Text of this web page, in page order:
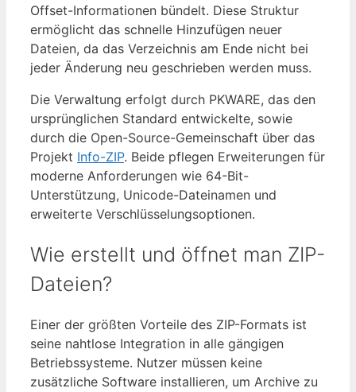
Offset-Informationen bündelt. Diese Struktur
ermöglicht das schnelle Hinzufügen neuer
Dateien, da das Verzeichnis am Ende nicht bei
jeder Änderung neu geschrieben werden muss.
Die Verwaltung erfolgt durch PKWARE, das den
ursprünglichen Standard entwickelte, sowie
durch die Open-Source-Gemeinschaft über das
Projekt Info-ZIP. Beide pflegen Erweiterungen für
moderne Anforderungen wie 64-Bit-
Unterstützung, Unicode-Dateinamen und
erweiterte Verschlüsselungsoptionen.
Wie erstellt und öffnet man ZIP-
Dateien?
Einer der größten Vorteile des ZIP-Formats ist
seine nahtlose Integration in alle gängigen
Betriebssysteme. Nutzer müssen keine
zusätzliche Software installieren, um Archive zu